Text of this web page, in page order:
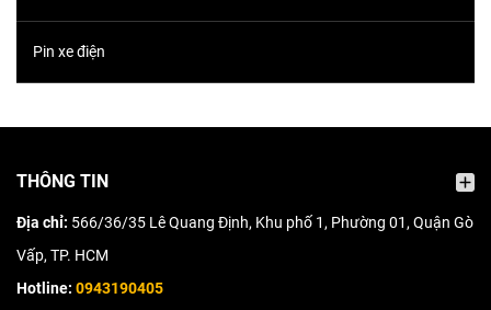
Pin xe điện
THÔNG TIN
Địa chỉ: 566/36/35 Lê Quang Định, Khu phố 1, Phường 01, Quận Gò
Vấp, TP. HCM
Hotline: 0943190405